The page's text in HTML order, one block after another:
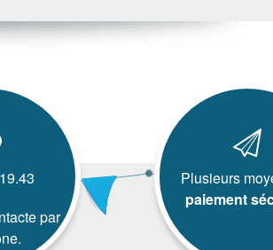
par
Plusieurs
paiement